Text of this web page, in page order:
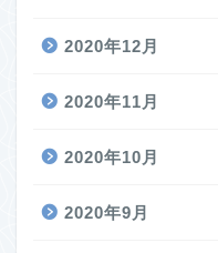
2020年12月
2020年11月
2020年10月
2020年9月